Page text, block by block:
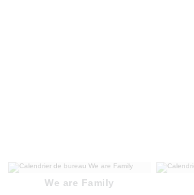
We are Family